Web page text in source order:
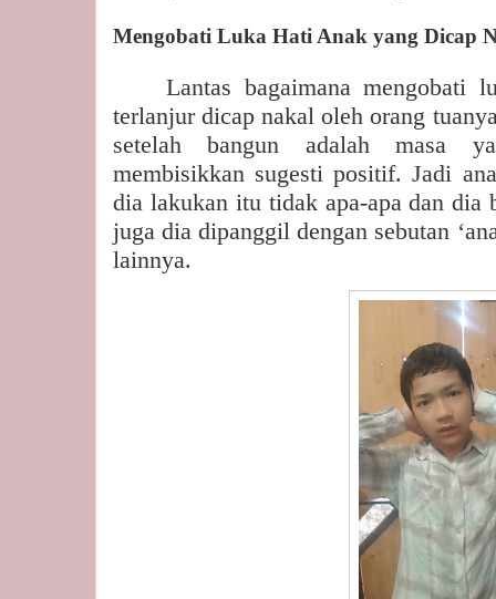
Mengobati Luka Hati Anak yang Dicap
Lantas bagaimana mengobati
terlanjur dicap nakal oleh orang
setelah bangun adalah masa
membisikkan sugesti positif. Jadi
dia lakukan itu tidak apa-apa dan dia
juga dia dipanggil dengan sebutan
lainnya.